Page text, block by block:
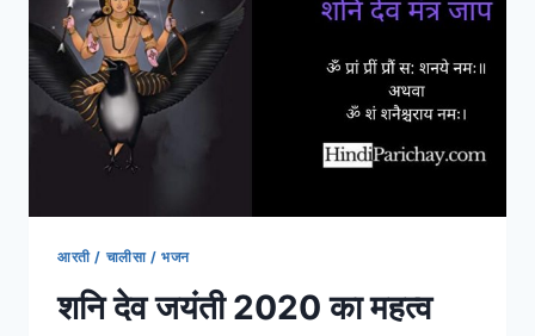
आरती / चालीसा / भजन
शनि देव जयंती 2020 का महत्व